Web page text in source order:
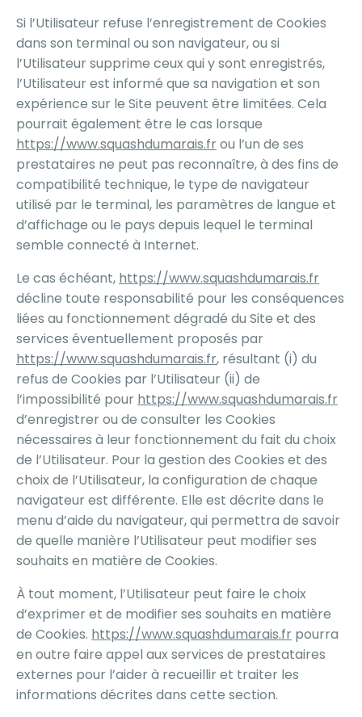
Si l’Utilisateur refuse l’enregistrement de Cookies
dans son terminal ou son navigateur, ou si
l’Utilisateur supprime ceux qui y sont enregistrés,
l’Utilisateur est informé que sa navigation et son
expérience sur le Site peuvent être limitées. Cela
pourrait également être le cas lorsque
https://www.squashdumarais.frou l’un de ses
prestataires ne peut pas reconnaître, à des fins de
compatibilité technique, le type de navigateur
utilisé par le terminal, les paramètres de langue et
d’affichage ou le pays depuis lequel le terminal
semble connecté à Internet.
Le cas échéant, https://www.squashdumarais.fr
décline toute responsabilité pour les conséquences
liées au fonctionnement dégradé du Site et des
services éventuellement proposés par
https://www.squashdumarais.fr, résultant (i) du
refus de Cookies par l’Utilisateur (ii) de
l’impossibilité pour https://www.squashdumarais.fr
d’enregistrer ou de consulter les Cookies
nécessaires à leur fonctionnement du fait du choix
de l’Utilisateur. Pour la gestion des Cookies et des
choix de l’Utilisateur, la configuration de chaque
navigateur est différente. Elle est décrite dans le
menu d’aide du navigateur, qui permettra de savoir
de quelle manière l’Utilisateur peut modifier ses
souhaits en matière de Cookies.
À tout moment, l’Utilisateur peut faire le choix
d’exprimer et de modifier ses souhaits en matière
de Cookies. https://www.squashdumarais.fr pourra
en outre faire appel aux services de prestataires
externes pour l’aider à recueillir et traiter les
informations décrites dans cette section.